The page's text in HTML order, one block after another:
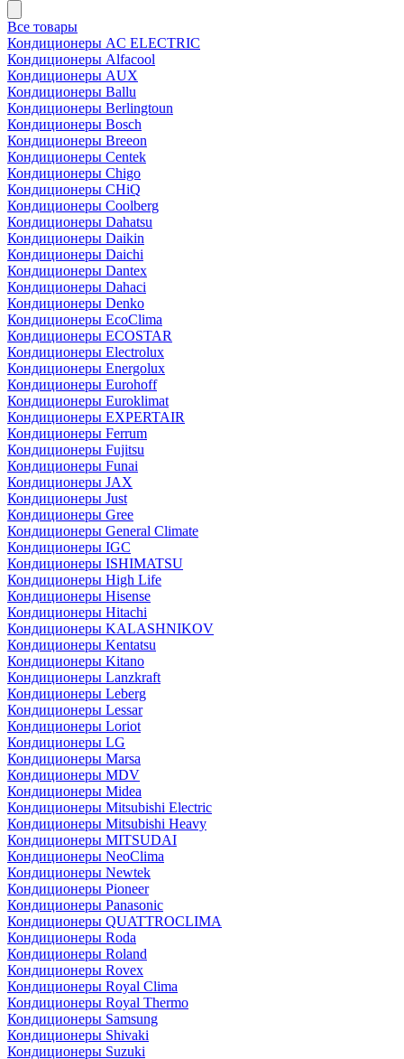
Все товары
Кондиционеры AC ELECTRIC
Кондиционеры Alfacool
Кондиционеры AUX
Кондиционеры Ballu
Кондиционеры Berlingtoun
Кондиционеры Bosch
Кондиционеры Breeon
Кондиционеры Centek
Кондиционеры Chigo
Кондиционеры CHiQ
Кондиционеры Coolberg
Кондиционеры Dahatsu
Кондиционеры Daikin
Кондиционеры Daichi
Кондиционеры Dantex
Кондиционеры Dahaci
Кондиционеры Denko
Кондиционеры EcoClima
Кондиционеры ECOSTAR
Кондиционеры Electrolux
Кондиционеры Energolux
Кондиционеры Eurohoff
Кондиционеры Euroklimat
Кондиционеры EXPERTAIR
Кондиционеры Ferrum
Кондиционеры Fujitsu
Кондиционеры Funai
Кондиционеры JAX
Кондиционеры Just
Кондиционеры Gree
Кондиционеры General Climate
Кондиционеры IGC
Кондиционеры ISHIMATSU
Кондиционеры High Life
Кондиционеры Hisense
Кондиционеры Hitachi
Кондиционеры KALASHNIKOV
Кондиционеры Kentatsu
Кондиционеры Kitano
Кондиционеры Lanzkraft
Кондиционеры Leberg
Кондиционеры Lessar
Кондиционеры Loriot
Кондиционеры LG
Кондиционеры Marsa
Кондиционеры MDV
Кондиционеры Midea
Кондиционеры Mitsubishi Electric
Кондиционеры Mitsubishi Heavy
Кондиционеры MITSUDAI
Кондиционеры NeoClima
Кондиционеры Newtek
Кондиционеры Pioneer
Кондиционеры Panasonic
Кондиционеры QUATTROCLIMA
Кондиционеры Roda
Кондиционеры Roland
Кондиционеры Rovex
Кондиционеры Royal Clima
Кондиционеры Royal Thermo
Кондиционеры Samsung
Кондиционеры Shivaki
Кондиционеры Suzuki